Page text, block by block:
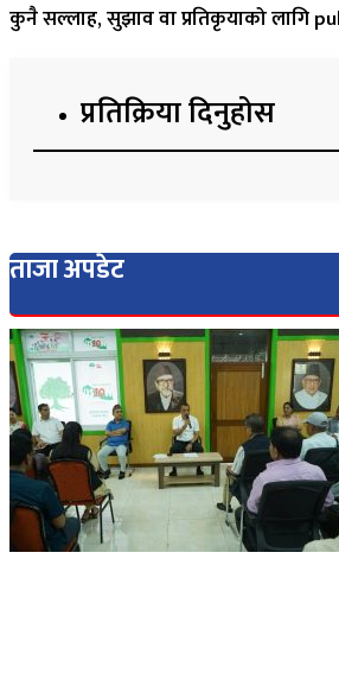
कुनै सल्लाह, सुझाव वा प्रतिकृयाको लागि
प्रतिक्रिया दिनुहोस​
ताजा अपडेट